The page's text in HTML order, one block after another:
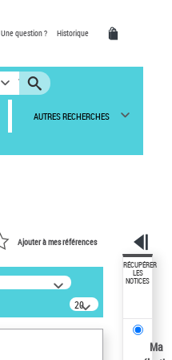
Une question ? Historique
AUTRES RECHERCHES
Ajouter à mes références
20
résultats/page
RÉCUPÉRER
LES
NOTICES
Ma